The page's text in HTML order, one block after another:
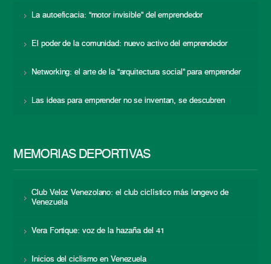
La autoeficacia: “motor invisible” del emprendedor
El poder de la comunidad: nuevo activo del emprendedor
Networking: el arte de la “arquitectura social” para emprender
Las ideas para emprender no se inventan, se descubren
MEMORIAS DEPORTIVAS
Club Veloz Venezolano: el club ciclístico más longevo de
Venezuela
Vera Fortique: voz de la hazaña del 41
Inicios del ciclismo en Venezuela